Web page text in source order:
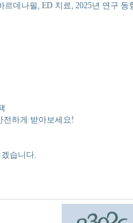
르데나필, ED 치료, 2025년 연구 동
전하게 받아보세요!
습니다.